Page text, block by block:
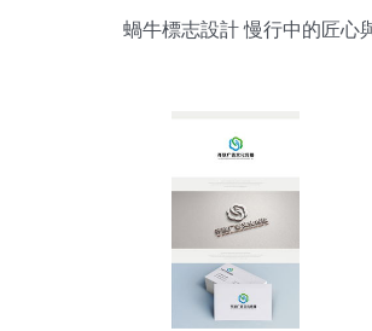
蝸牛標志設計 慢行中的匠心